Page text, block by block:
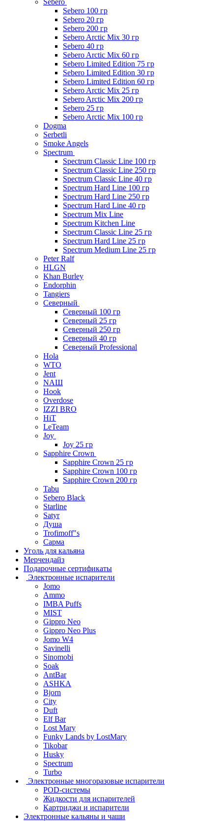
Sebero 100 гр
Sebero 20 гр
Sebero 200 гр
Sebero Arctic Mix 30 гр
Sebero 40 гр
Sebero Arctic Mix 60 гр
Sebero Limited Edition 75 гр
Sebero Limited Edition 30 гр
Sebero Limited Edition 60 гр
Sebero Arctic Mix 25 гр
Sebero Arctic Mix 200 гр
Sebero 25 гр
Sebero Arctic Mix 100 гр
Dogma
Serbetli
Smoke Angels
Spectrum
Spectrum Classic Line 100 гр
Spectrum Classic Line 250 гр
Spectrum Classic Line 40 гр
Spectrum Hard Line 100 гр
Spectrum Hard Line 250 гр
Spectrum Hard Line 40 гр
Spectrum Mix Line
Spectrum Kitchen Line
Spectrum Classic Line 25 гр
Spectrum Hard Line 25 гр
Spectrum Medium Line 25 гр
Peter Ralf
HLGN
Khan Burley
Endorphin
Tangiers
Северный
Северный 100 гр
Северный 25 гр
Северный 250 гр
Северный 40 гр
Северный Professional
Hola
WTO
Jent
NAШ
Hook
Overdose
IZZI BRO
HiT
LeTeam
Joy
Joy 25 гр
Sapphire Crown
Sapphire Crown 25 гр
Sapphire Crown 100 гр
Sapphire Crown 200 гр
Tabu
Sebero Black
Starline
Satyr
Душа
Trofimoff"s
Сарма
Уголь для кальяна
Мерчендайз
Подарочные сертификаты
Электронные испарители
Jomo
Ammo
IMBA Puffs
MIST
Gippro Neo
Gippro Neo Plus
Jomo W4
Savinelli
Sinomobi
Soak
AntBar
ASHKA
Bjorn
City
Duft
Elf Bar
Lost Mary
Funky Lands by LostMary
Tikobar
Husky
Spectrum
Turbo
Электронные многоразовые испарители
POD-системы
Жидкости для испарителей
Картриджи и испарители
Электронные кальяны и чаши